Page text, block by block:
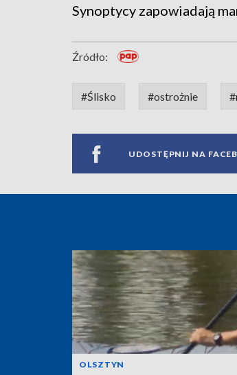
Synoptycy zapowiadają
Źródło:
#Ślisko #ostrożnie
UDOSTĘPNIJ NA
OLSZTYN